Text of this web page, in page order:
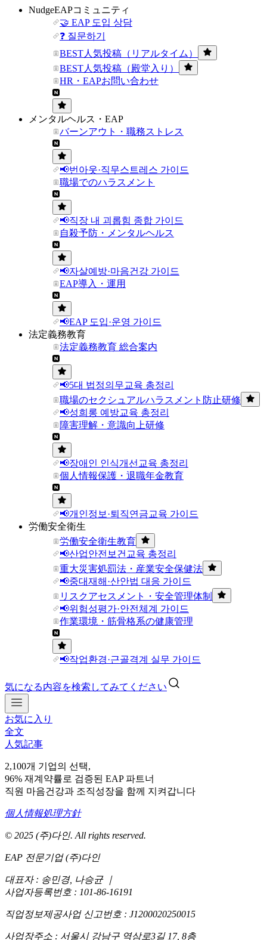
NudgeEAPコミュニティ
🤝 EAP 도입 상담
❓ 질문하기
BEST人気投稿（リアルタイム）
BEST人気投稿（殿堂入り）
HR・EAPお問い合わせ
メンタルヘルス・EAP
バーンアウト・職務ストレス
📢번아웃·직무스트레스 가이드
職場でのハラスメント
📢직장 내 괴롭힘 종합 가이드
自殺予防・メンタルヘルス
📢자살예방·마음건강 가이드
EAP導入・運用
📢EAP 도입·운영 가이드
法定義務教育
法定義務教育 総合案内
📢5대 법정의무교육 총정리
職場のセクシュアルハラスメント防止研修
📢성희롱 예방교육 총정리
障害理解・意識向上研修
📢장애인 인식개선교육 총정리
個人情報保護・退職年金教育
📢개인정보·퇴직연금교육 가이드
労働安全衛生
労働安全衛生教育
📢산업안전보건교육 총정리
重大災害処罰法・産業安全保健法
📢중대재해·산안법 대응 가이드
リスクアセスメント・安全管理体制
📢위험성평가·안전체계 가이드
作業環境・筋骨格系の健康管理
📢작업환경·근골격계 실무 가이드
気になる内容を検索してみてください
お気に入り
全文
人気記事
2,100개 기업의 선택,
96% 재계약률로 검증된 EAP 파트너
직원 마음건강과 조직성장을 함께 지켜갑니다
個人情報処理方針
© 2025 (주)다인. All rights reserved.
EAP 전문기업 (주)다인
대표자 : 송민경, 나승균 ｜
사업자등록번호 : 101-86-16191
직업정보제공사업 신고번호 : J1200020250015
사업장주소 : 서울시 강남구 역삼로3길 17, 8층